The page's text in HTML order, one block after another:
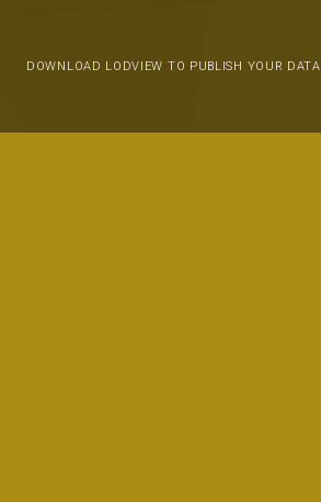
DOWNLOAD LODVIEW TO PUBLISH YOUR DATA